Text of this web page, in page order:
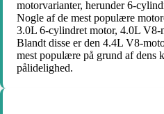
motorvarianter, herunder 6-
Nogle af de mest populære
3.0L 6-cylindret motor, 4.0L
Blandt disse er den 4.4L V8-
mest populære på grund af dens
pålidelighed.